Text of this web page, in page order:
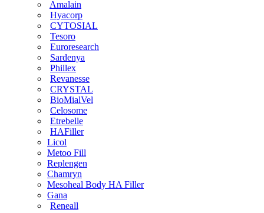
Amalain
Hyacorp
CYTOSIAL
Tesoro
Euroresearch
Sardenya
Phillex
Revanesse
CRYSTAL
BioMialVel
Celosome
Etrebelle
HAFiller
Licol
Metoo Fill
Replengen
Chamryn
Mesoheal Body HA Filler
Gana
Reneall